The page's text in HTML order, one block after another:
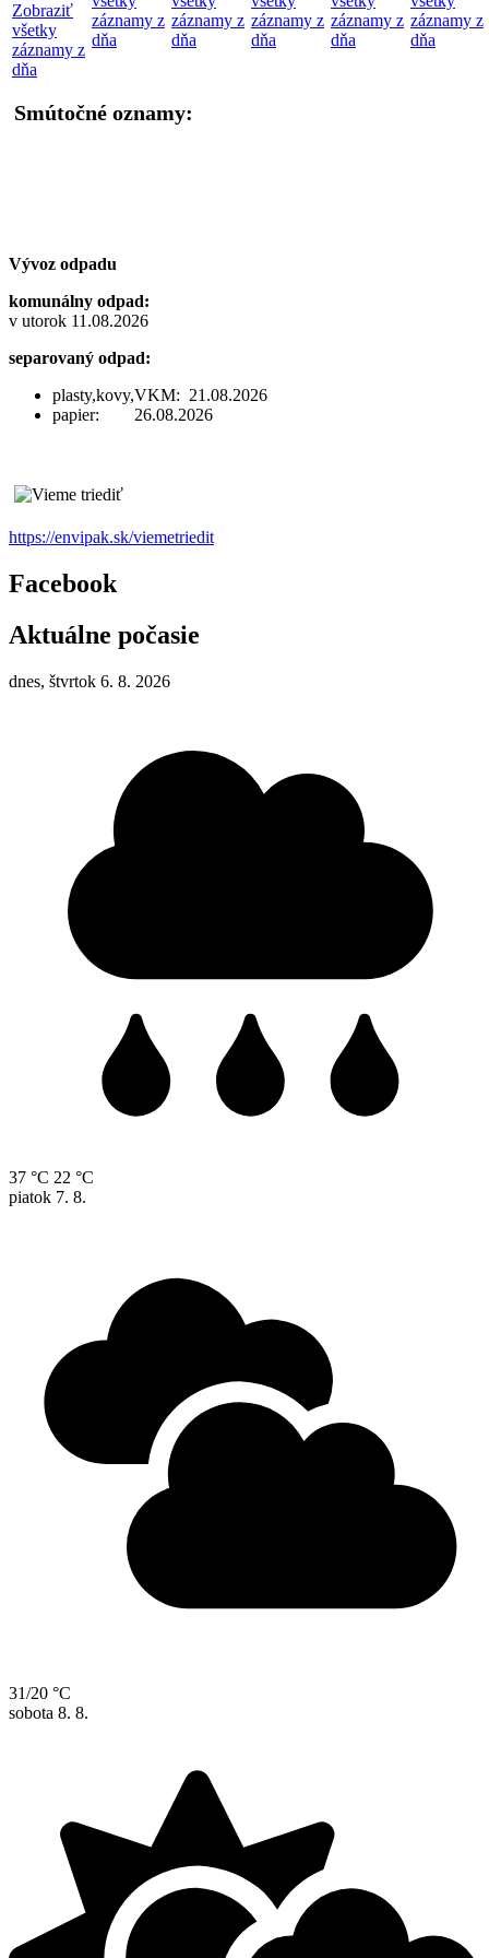
Zobraziť
všetky
záznamy z
dňa
záznamy z
dňa
záznamy z
dňa
záznamy z
dňa
záznamy z
dňa
záznamy z
dňa
Smútočné oznamy:
Vývoz odpadu
komunálny odpad:
v utorok 11.08.2026
separovaný odpad:
plasty,kovy,VKM: 21.08.2026
papier: 26.08.2026
https://envipak.sk/viemetriedit
Facebook
Aktuálne počasie
dnes, štvrtok 6. 8. 2026
37 °C 22 °C
piatok 7. 8.
31/20 °C
sobota 8. 8.